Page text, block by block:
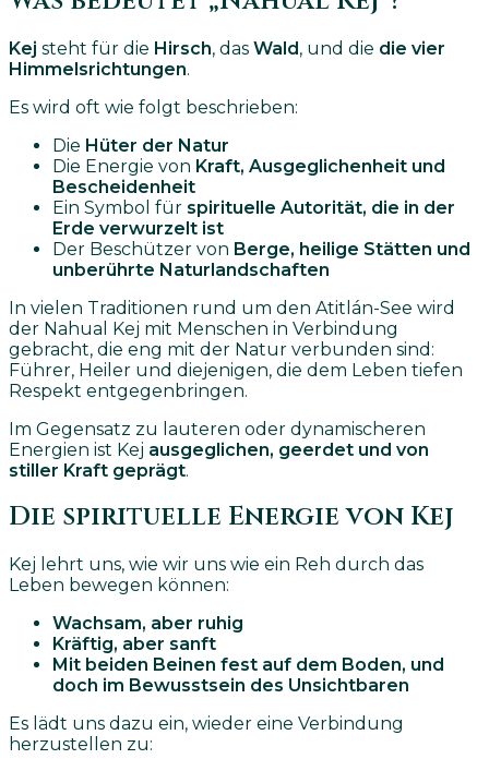
Kej steht für die Hirsch, das Wald, und die die vier
Himmelsrichtungen.
Es wird oft wie folgt beschrieben:
Die Hüter der Natur
Die Energie von Kraft, Ausgeglichenheit und
Bescheidenheit
Ein Symbol für spirituelle Autorität, die in der
Erde verwurzelt ist
Der Beschützer von Berge, heilige Stätten und
unberührte Naturlandschaften
In vielen Traditionen rund um den Atitlán-See wird
der Nahual Kej mit Menschen in Verbindung
gebracht, die eng mit der Natur verbunden sind:
Führer, Heiler und diejenigen, die dem Leben tiefen
Respekt entgegenbringen.
Im Gegensatz zu lauteren oder dynamischeren
Energien ist Kej ausgeglichen, geerdet und von
stiller Kraft geprägt.
Die spirituelle Energie von Kej
Kej lehrt uns, wie wir uns wie ein Reh durch das
Leben bewegen können:
Wachsam, aber ruhig
Kräftig, aber sanft
Mit beiden Beinen fest auf dem Boden, und
doch im Bewusstsein des Unsichtbaren
Es lädt uns dazu ein, wieder eine Verbindung
herzustellen zu: